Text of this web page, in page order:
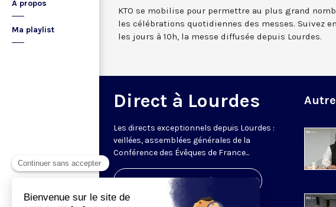
A propos
Ma playlist
KTO se mobilise pour permettre au plus grand
les célébrations quotidiennes des messes. Suivez
les jours à 10h, la messe diffusée depuis Lourdes.
Direct à Lourdes
Les directs exceptionnels depuis Lourdes :
veillées, assemblées générales de la
Conférence des Évêques de France...
Visiter la page de l'émission